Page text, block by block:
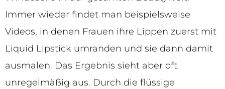
Immer wieder findet man beispielsweise
Videos, in denen Frauen ihre Lippen zuerst mit
Liquid Lipstick umranden und sie dann damit
ausmalen. Das Ergebnis sieht aber oft
unregelmäßig aus. Durch die flüssige